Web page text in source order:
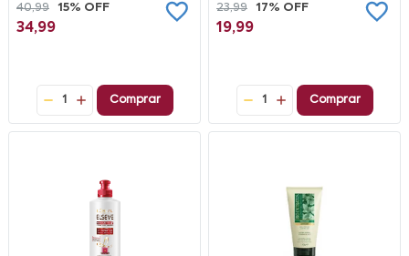
40,99
15% OFF
34,99
1 Comprar
23,99
17% OFF
19,99
1 Comprar